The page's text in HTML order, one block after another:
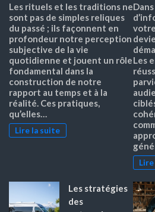
Les rituels et les traditions ne
sont pas de simples reliques
du passé ; ils façonnent en
profondeur notre perception
subjective de la vie
quotidienne et jouent un rôle
fondamental dans la
construction de notre
rapport au temps et à la
réalité. Ces pratiques,
qu’elles…
Lire la suite
Les
Les stratégies
des